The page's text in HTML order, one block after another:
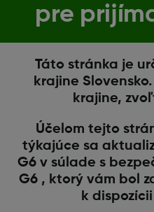
pre
Táto stránka je
krajine
krajine,
Účelom tejto
týkajúce sa
G6 v súlade s
G6 , ktorý vám bol
k